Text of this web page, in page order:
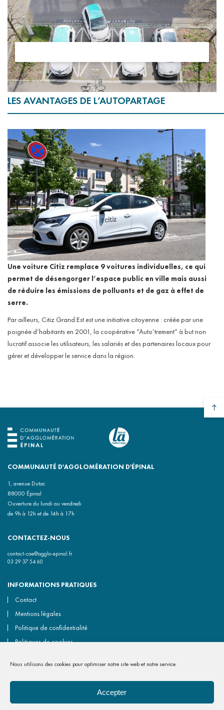
Nous utilisons des cookies pour optimiser notre site web et notre service.
Accepter
LES AVANTAGES DE L’AUTOPARTAGE
Une voiture Citiz remplace 9 voitures individuelles, ce qui
permet de désengorger l’espace public en ville mais aussi
de réduire les émissions de polluants et de gaz à effet de
serre.
Par ailleurs, Citiz Grand Est est une initiative citoyenne : créée par une
poignée d’habitants en 2001, la coopérative “Auto’trement” à but non
lucratif associe les utilisateurs, les salariés et des partenaires locaux pour
gérer et développer le service dans la région.
COMMUNAUTÉ D'AGGLOMÉRATION D'ÉPINAL
1, avenue Dutac
88000 Épinal
Ouverture du lundi au vendredi
de 9h à 12h et de 14h à 17h
CONTACTEZ-NOUS
contact-cae@agglo-epinal.fr
03 29 37 54 60
INFORMATIONS PRATIQUES
Contact
Mentions légales
Politique de confidentialité
Politiques de cookies